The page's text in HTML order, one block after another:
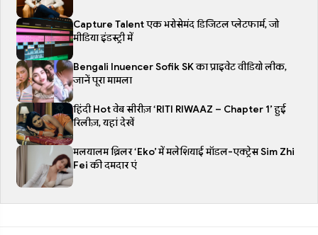
Capture Talent एक भरोसेमंद डिजिटल प्लेटफार्म, जो
मीडिया इंडस्ट्री में
Bengali Influencer Sofik SK का प्राइवेट वीडियो लीक,
जानें पूरा मामला
हिंदी Hot वेब सीरीज़ ‘RITI RIWAAZ – Chapter 1’ हुई
रिलीज़, यहां देखें
मलयालम थ्रिलर ‘Eko’ में मलेशियाई मॉडल-एक्ट्रेस Sim Zhi
Fei की दमदार एं